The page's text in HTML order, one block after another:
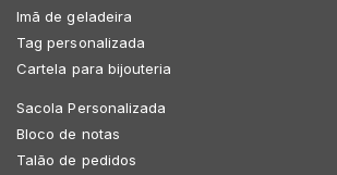
Imã de geladeira
Tag personalizada
Cartela para bijouteria
Sacola Personalizada
Bloco de notas
Talão de pedidos